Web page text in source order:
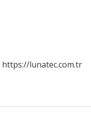
https://lunatec.com.tr